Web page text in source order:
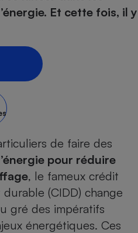
Et cette fois, il y
de faire des
pour réduire
, le fameux crédit
(CIDD) change
gré des impératifs
énergé­tiques. Ces
Sécurité - Hygiène
Supermarché - Drive
Assurance
Epargne - Fiscalité
Mutuelle
Circulation routière
Pièce détachée
Moto
Comparateur auto
Comparatif
Comparatif plaque à
Comparatif aspirateur
Comparatif aspirateur
Comparatif cafetière
Comparatif robot cuiseur
Comparatif centrale
Comparatif casque audio
Comparatif barre de son
Comparatif ultrabook
Comparatif tablette
Image et son
Informatique
Comparatif tondeuse
Comparatif poêle à
Aménagement
Bricolage - Jardinage
Chauffage
Produit d'entretien
Sécurité domestique
Maladie - Médecine -
Système de santé -
Retraite
- Testez le débit de votre
Internet